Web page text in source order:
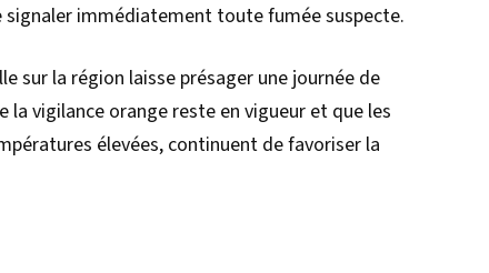
immédiatement toute fumée suspecte.
sur la région laisse présager une journée de
la vigilance orange reste en vigueur et que les
élevées, continuent de favoriser la